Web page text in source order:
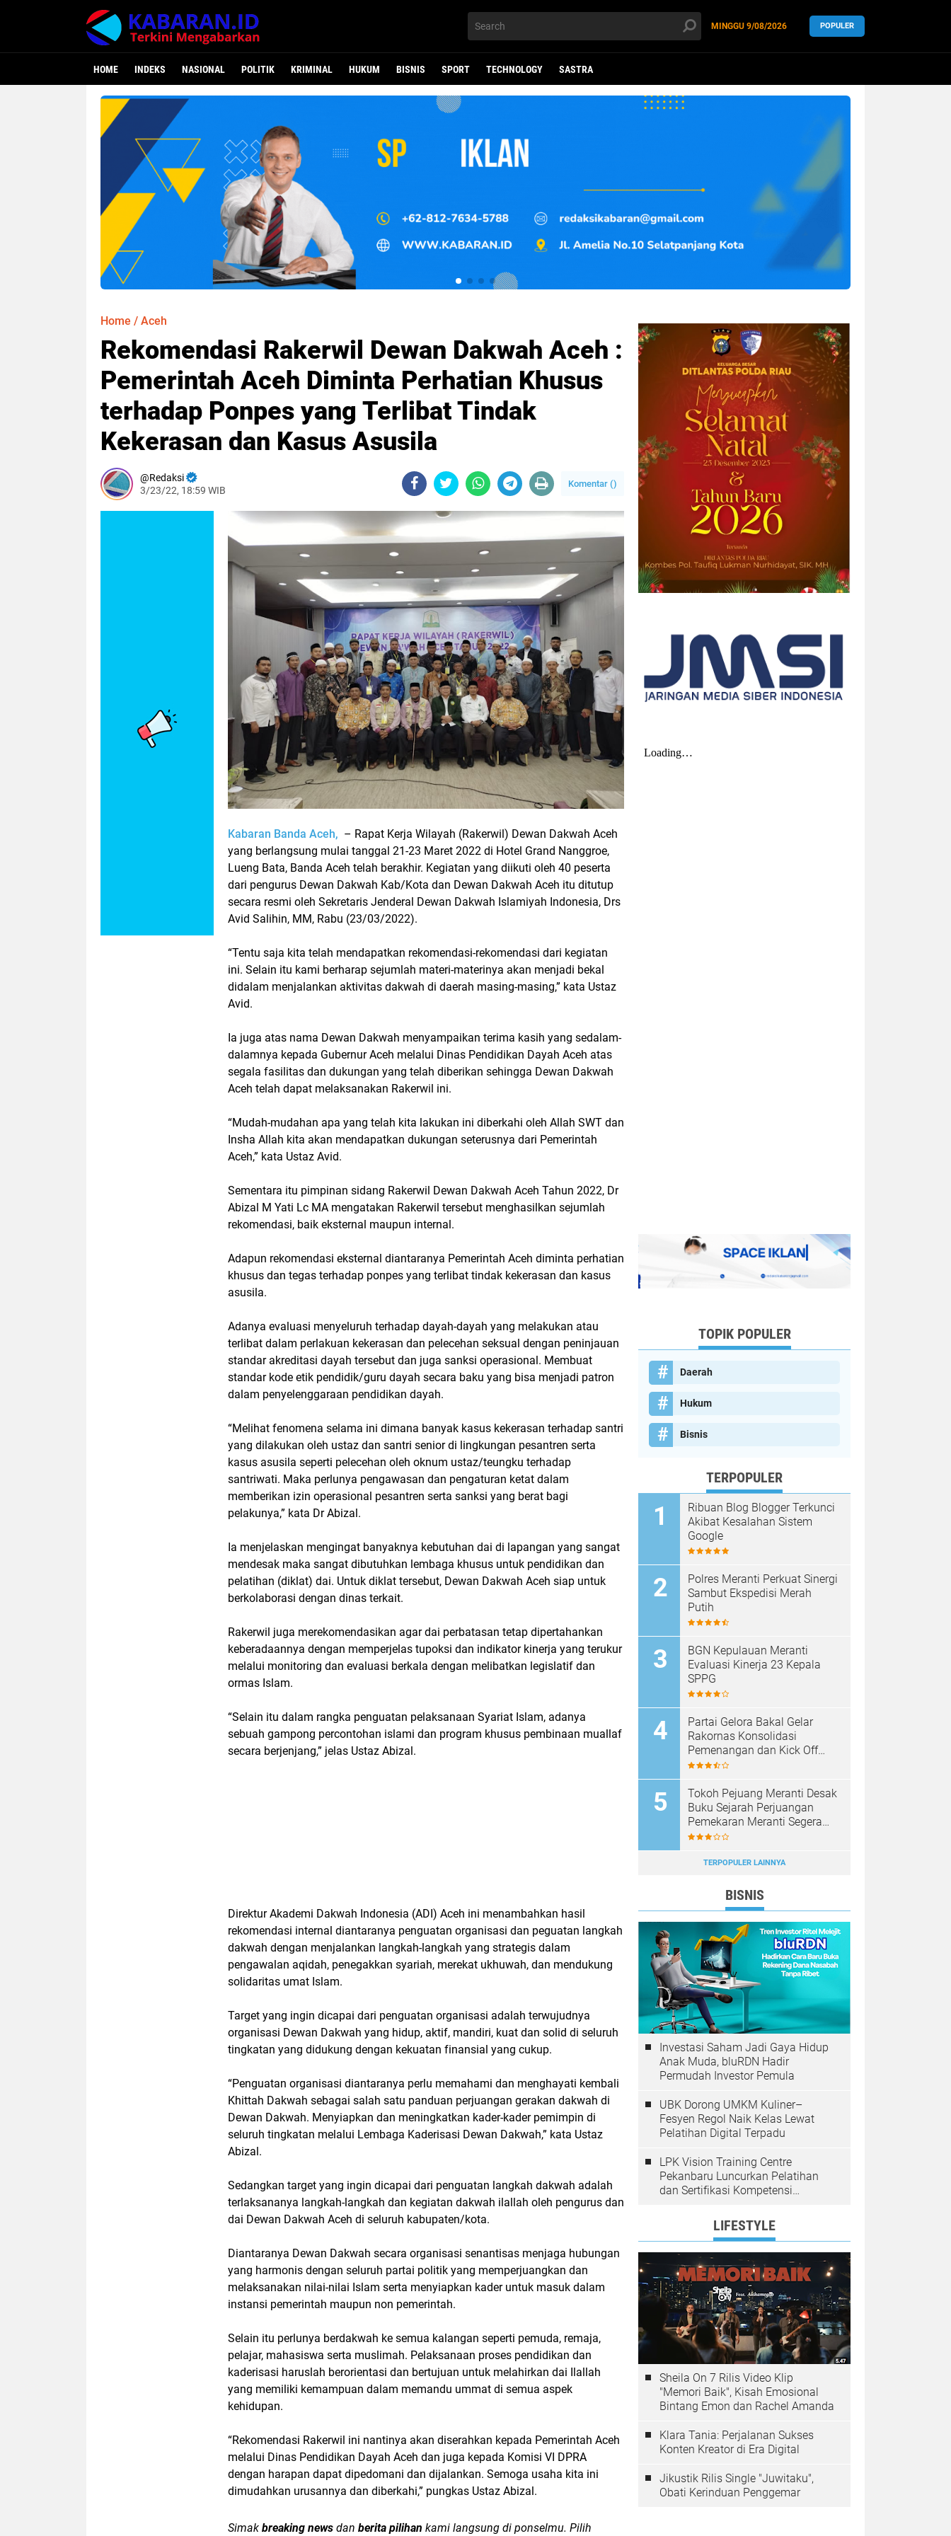
MINGGU 9/08/2026 POPULER
HOME INDEKS NASIONAL POLITIK KRIMINAL HUKUM BISNIS SPORT TECHNOLOGY SASTRA
Home / Aceh
Rekomendasi Rakerwil Dewan Dakwah Aceh :
Pemerintah Aceh Diminta Perhatian Khusus
terhadap Ponpes yang Terlibat Tindak
Kekerasan dan Kasus Asusila
Redaksi
3/23/22, 18:59 WIB
Komentar ()
Kabaran Banda Aceh, – Rapat Kerja Wilayah (Rakerwil) Dewan Dakwah Aceh
yang berlangsung mulai tanggal 21-23 Maret 2022 di Hotel Grand Nanggroe,
Lueng Bata, Banda Aceh telah berakhir. Kegiatan yang diikuti oleh 40 peserta
dari pengurus Dewan Dakwah Kab/Kota dan Dewan Dakwah Aceh itu ditutup
secara resmi oleh Sekretaris Jenderal Dewan Dakwah Islamiyah Indonesia, Drs
Avid Salihin, MM, Rabu (23/03/2022).
“Tentu saja kita telah mendapatkan rekomendasi-rekomendasi dari kegiatan
ini. Selain itu kami berharap sejumlah materi-materinya akan menjadi bekal
didalam menjalankan aktivitas dakwah di daerah masing-masing,” kata Ustaz
Avid.
Ia juga atas nama Dewan Dakwah menyampaikan terima kasih yang sedalam-
dalamnya kepada Gubernur Aceh melalui Dinas Pendidikan Dayah Aceh atas
segala fasilitas dan dukungan yang telah diberikan sehingga Dewan Dakwah
Aceh telah dapat melaksanakan Rakerwil ini.
“Mudah-mudahan apa yang telah kita lakukan ini diberkahi oleh Allah SWT dan
Insha Allah kita akan mendapatkan dukungan seterusnya dari Pemerintah
Aceh,” kata Ustaz Avid.
Sementara itu pimpinan sidang Rakerwil Dewan Dakwah Aceh Tahun 2022, Dr
Abizal M Yati Lc MA mengatakan Rakerwil tersebut menghasilkan sejumlah
rekomendasi, baik eksternal maupun internal.
Adapun rekomendasi eksternal diantaranya Pemerintah Aceh diminta perhatian
khusus dan tegas terhadap ponpes yang terlibat tindak kekerasan dan kasus
asusila.
Adanya evaluasi menyeluruh terhadap dayah-dayah yang melakukan atau
terlibat dalam perlakuan kekerasan dan pelecehan seksual dengan peninjauan
standar akreditasi dayah tersebut dan juga sanksi operasional. Membuat
standar kode etik pendidik/guru dayah secara baku yang bisa menjadi patron
dalam penyelenggaraan pendidikan dayah.
“Melihat fenomena selama ini dimana banyak kasus kekerasan terhadap santri
yang dilakukan oleh ustaz dan santri senior di lingkungan pesantren serta
kasus asusila seperti pelecehan oleh oknum ustaz/teungku terhadap
santriwati. Maka perlunya pengawasan dan pengaturan ketat dalam
memberikan izin operasional pesantren serta sanksi yang berat bagi
pelakunya,” kata Dr Abizal.
Ia menjelaskan mengingat banyaknya kebutuhan dai di lapangan yang sangat
mendesak maka sangat dibutuhkan lembaga khusus untuk pendidikan dan
pelatihan (diklat) dai. Untuk diklat tersebut, Dewan Dakwah Aceh siap untuk
berkolaborasi dengan dinas terkait.
Rakerwil juga merekomendasikan agar dai perbatasan tetap dipertahankan
keberadaannya dengan memperjelas tupoksi dan indikator kinerja yang terukur
melalui monitoring dan evaluasi berkala dengan melibatkan legislatif dan
ormas Islam.
“Selain itu dalam rangka penguatan pelaksanaan Syariat Islam, adanya
sebuah gampong percontohan islami dan program khusus pembinaan muallaf
secara berjenjang,” jelas Ustaz Abizal.
Direktur Akademi Dakwah Indonesia (ADI) Aceh ini menambahkan hasil
rekomendasi internal diantaranya penguatan organisasi dan peguatan langkah
dakwah dengan menjalankan langkah-langkah yang strategis dalam
pengawalan aqidah, penegakkan syariah, merekat ukhuwah, dan mendukung
solidaritas umat Islam.
Target yang ingin dicapai dari penguatan organisasi adalah terwujudnya
organisasi Dewan Dakwah yang hidup, aktif, mandiri, kuat dan solid di seluruh
tingkatan yang didukung dengan kekuatan finansial yang cukup.
“Penguatan organisasi diantaranya perlu memahami dan menghayati kembali
Khittah Dakwah sebagai salah satu panduan perjuangan gerakan dakwah di
Dewan Dakwah. Menyiapkan dan meningkatkan kader-kader pemimpin di
seluruh tingkatan melalui Lembaga Kaderisasi Dewan Dakwah,” kata Ustaz
Abizal.
Sedangkan target yang ingin dicapai dari penguatan langkah dakwah adalah
terlaksananya langkah-langkah dan kegiatan dakwah ilallah oleh pengurus dan
dai Dewan Dakwah Aceh di seluruh kabupaten/kota.
Diantaranya Dewan Dakwah secara organisasi senantisas menjaga hubungan
yang harmonis dengan seluruh partai politik yang memperjuangkan dan
melaksanakan nilai-nilai Islam serta menyiapkan kader untuk masuk dalam
instansi pemerintah maupun non pemerintah.
Selain itu perlunya berdakwah ke semua kalangan seperti pemuda, remaja,
pelajar, mahasiswa serta muslimah. Pelaksanaan proses pendidikan dan
kaderisasi haruslah berorientasi dan bertujuan untuk melahirkan dai Ilallah
yang memiliki kemampuan dalam memandu ummat di semua aspek
kehidupan.
“Rekomendasi Rakerwil ini nantinya akan diserahkan kepada Pemerintah Aceh
melalui Dinas Pendidikan Dayah Aceh dan juga kepada Komisi VI DPRA
dengan harapan dapat dipedomani dan dijalankan. Semoga usaha kita ini
dimudahkan urusannya dan diberkahi,” pungkas Ustaz Abizal.
Simak breaking news dan berita pilihan kami langsung di ponselmu. Pilih
TOPIK POPULER
Daerah
Hukum
Bisnis
TERPOPULER
Ribuan Blog Blogger Terkunci
Akibat Kesalahan Sistem
Google
Polres Meranti Perkuat Sinergi
Sambut Ekspedisi Merah
Putih
BGN Kepulauan Meranti
Evaluasi Kinerja 23 Kepala
SPPG
Partai Gelora Bakal Gelar
Rakornas Konsolidasi
Pemenangan dan Kick Off
Pencalegan
Tokoh Pejuang Meranti Desak
Buku Sejarah Perjuangan
Pemekaran Meranti Segera
Diterbitkan
TERPOPULER LAINNYA
BISNIS
Investasi Saham Jadi Gaya Hidup
Anak Muda, bluRDN Hadir
Permudah Investor Pemula
UBK Dorong UMKM Kuliner–
Fesyen Regol Naik Kelas Lewat
Pelatihan Digital Terpadu
LPK Vision Training Centre
Pekanbaru Luncurkan Pelatihan
dan Sertifikasi Kompetensi
LIFESTYLE
Sheila On 7 Rilis Video Klip
"Memori Baik", Kisah Emosional
Bintang Emon dan Rachel Amanda
Klara Tania: Perjalanan Sukses
Konten Kreator di Era Digital
Jikustik Rilis Single "Juwitaku",
Obati Kerinduan Penggemar